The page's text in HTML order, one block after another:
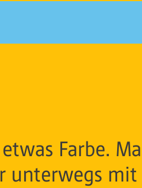
Farbe.
unterwegs mit